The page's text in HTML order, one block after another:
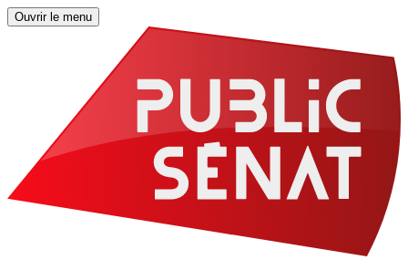
Ouvrir le menu